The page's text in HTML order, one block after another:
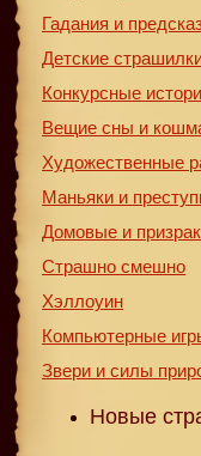
Гадания и
Детские
Конкурсные
Вещие сны и
Художественные
Маньяки и
Домовые и
Страшно смешно
Хэллоуин
Компьютерные
Звери и силы
Новые